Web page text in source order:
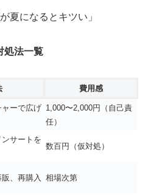
夏になるとキツい」
処法一覧
費用感
ャーで広げ 1,000〜2,000円（自己責
任）
サートを
数百円（仮対処）
、再購入 相場次第